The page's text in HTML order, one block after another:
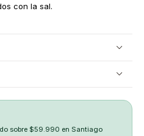
con la sal.
sobre $59.990 en Santiago